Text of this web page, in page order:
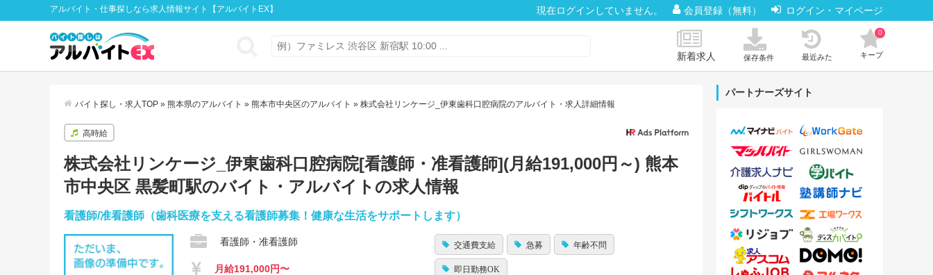
アルバイト・仕事探しなら求人情報サイト【アルバイトEX】 現在ログインしていません。 会員登録（無料） ログイン・マイページ
新着求人 保存条件 最近みた キープ
0
バイト探し・求人TOP » 熊本県のアルバイト » 熊本市中央区のアルバイト » 株式会社リンケージ_伊東歯科口腔病院のアルバイト・求人詳細情報
高時給
株式会社リンケージ_伊東歯科口腔病院[看護師・准看護師](月給191,000円～) 熊本
市中央区 黒髪町駅のバイト・アルバイトの求人情報
看護師/准看護師（歯科医療を支える看護師募集！健康な生活をサポートします）
看護師・准看護師
月給191,000円〜
交通費支給 急募 年齢不問
即日勤務OK
パートナーズサイト